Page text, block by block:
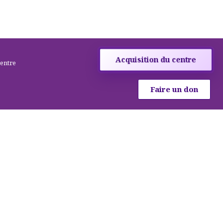
Acquisition du centre
Faire un don